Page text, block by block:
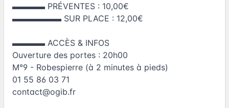
▬▬▬▬ PRÉVENTES : 10,00€
▬▬▬▬▬▬ SUR PLACE : 12,00€
▬▬▬▬ ACCÈS & INFOS
Ouverture des portes : 20h00
M°9 - Robespierre (à 2 minutes à pieds)
01 55 86 03 71
contact@ogib.fr